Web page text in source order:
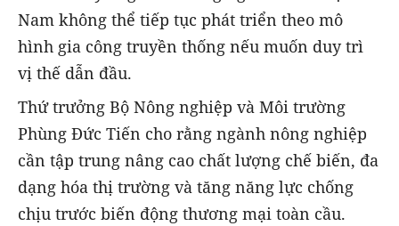
Nam không thể tiếp tục phát triển theo mô
hình gia công truyền thống nếu muốn duy trì
vị thế dẫn đầu.
Thứ trưởng Bộ Nông nghiệp và Môi trường
Phùng Đức Tiến cho rằng ngành nông nghiệp
cần tập trung nâng cao chất lượng chế biến, đa
dạng hóa thị trường và tăng năng lực chống
chịu trước biến động thương mại toàn cầu.